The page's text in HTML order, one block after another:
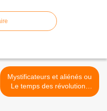
Mystificateurs et aliénés ou
Le temps des révolutions
par procuration: le cas des